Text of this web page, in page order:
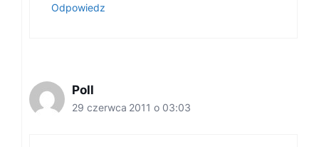
Odpowiedz
Poll
29 czerwca 2011 o 03:03